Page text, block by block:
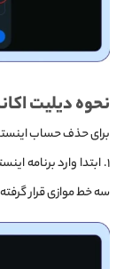
نحوه دیلیت
برای حذف حساب اینستا
۱. ابتدا وارد
سه خط موازی قرار